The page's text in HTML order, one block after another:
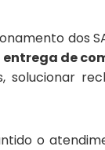
dos
de
solucionar
o